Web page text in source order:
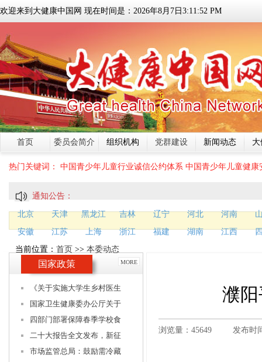
欢迎来到大健康中国网 现在时间是： 2026年8月 7 日 3:11:52 PM
首页 委员会简介 组织机构 党群建设 新闻动态
热门关键词： 中国青少年儿童行业诚信公约体系 中国青少年儿童健康
通知公告：
北京 天津 黑龙江 吉林 辽宁 河北 河南
安徽
江苏 上海 浙江 福建 湖南 江西
当前位置： 首页 >> 本委动态
濮
浏览量：45649 发布时
国家政策 MORE
《关于实施大学生乡村医生
国家卫生健康委办公厅关于
四部门部署保障春季学校食
二十大报告全文发布，新征
市场监管总局：鼓励需冷藏